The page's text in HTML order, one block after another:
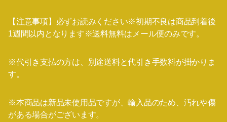
【注意事項】必ずお読みください※初期不良は商品到着後
1週間以内となります※送料無料はメール便のみです。
※代引き支払の方は、別途送料と代引き手数料が掛かりま
す。
※本商品は新品未使用品ですが、輸入品のため、汚れや傷
がある場合がございます。